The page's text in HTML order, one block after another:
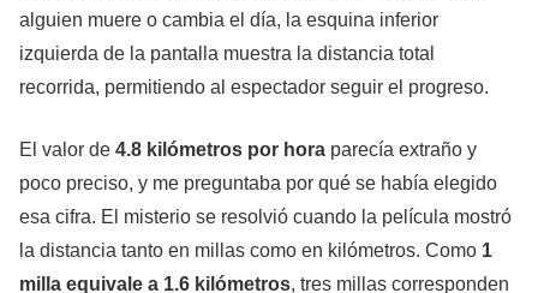
alguien muere o cambia el día, la esquina inferior
izquierda de la pantalla muestra la distancia total
recorrida, permitiendo al espectador seguir el progreso.
El valor de 4.8 kilómetros por hora parecía extraño y
poco preciso, y me preguntaba por qué se había elegido
esa cifra. El misterio se resolvió cuando la película mostró
la distancia tanto en millas como en kilómetros. Como 1
milla equivale a 1.6 kilómetros, tres millas corresponden